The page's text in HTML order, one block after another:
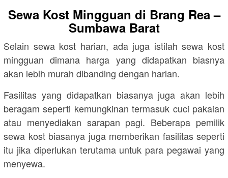
Sewa Kost Mingguan di Brang Rea –
Sumbawa Barat
Selain sewa kost harian, ada juga istilah sewa kost
mingguan dimana harga yang didapatkan biasnya
akan lebih murah dibanding dengan harian.
Fasilitas yang didapatkan biasanya juga akan lebih
beragam seperti kemungkinan termasuk cuci pakaian
atau menyediakan sarapan pagi. Beberapa pemilik
sewa kost biasanya juga memberikan fasilitas seperti
itu jika diperlukan terutama untuk para pegawai yang
menyewa.